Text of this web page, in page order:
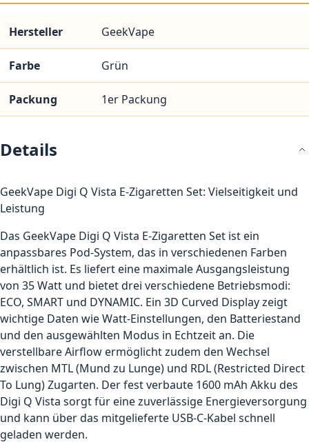
Hersteller GeekVape
Farbe Grün
Packung 1er Packung
Details
GeekVape Digi Q Vista E-Zigaretten Set: Vielseitigkeit und
Leistung
Das GeekVape Digi Q Vista E-Zigaretten Set ist ein
anpassbares Pod-System, das in verschiedenen Farben
erhältlich ist. Es liefert eine maximale Ausgangsleistung
von 35 Watt und bietet drei verschiedene Betriebsmodi:
ECO, SMART und DYNAMIC. Ein 3D Curved Display zeigt
wichtige Daten wie Watt-Einstellungen, den Batteriestand
und den ausgewählten Modus in Echtzeit an. Die
verstellbare Airflow ermöglicht zudem den Wechsel
zwischen MTL (Mund zu Lunge) und RDL (Restricted Direct
To Lung) Zugarten. Der fest verbaute 1600 mAh Akku des
Digi Q Vista sorgt für eine zuverlässige Energieversorgung
und kann über das mitgelieferte USB-C-Kabel schnell
geladen werden.